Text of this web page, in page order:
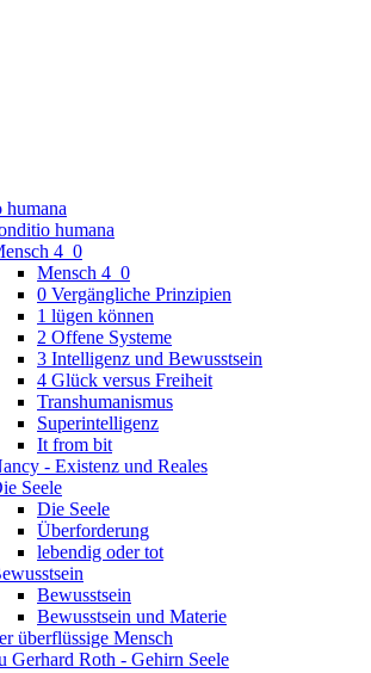
humana
humana
4_0
Mensch 4_0
0 Vergängliche Prinzipien
1 lügen können
2 Offene Systeme
3 Intelligenz und Bewusstsein
4 Glück versus Freiheit
Transhumanismus
Superintelligenz
It from bit
- Existenz und Reales
Seele
Die Seele
Überforderung
lebendig oder tot
Bewusstsein
Bewusstsein und Materie
überflüssige Mensch
Gerhard Roth - Gehirn Seele